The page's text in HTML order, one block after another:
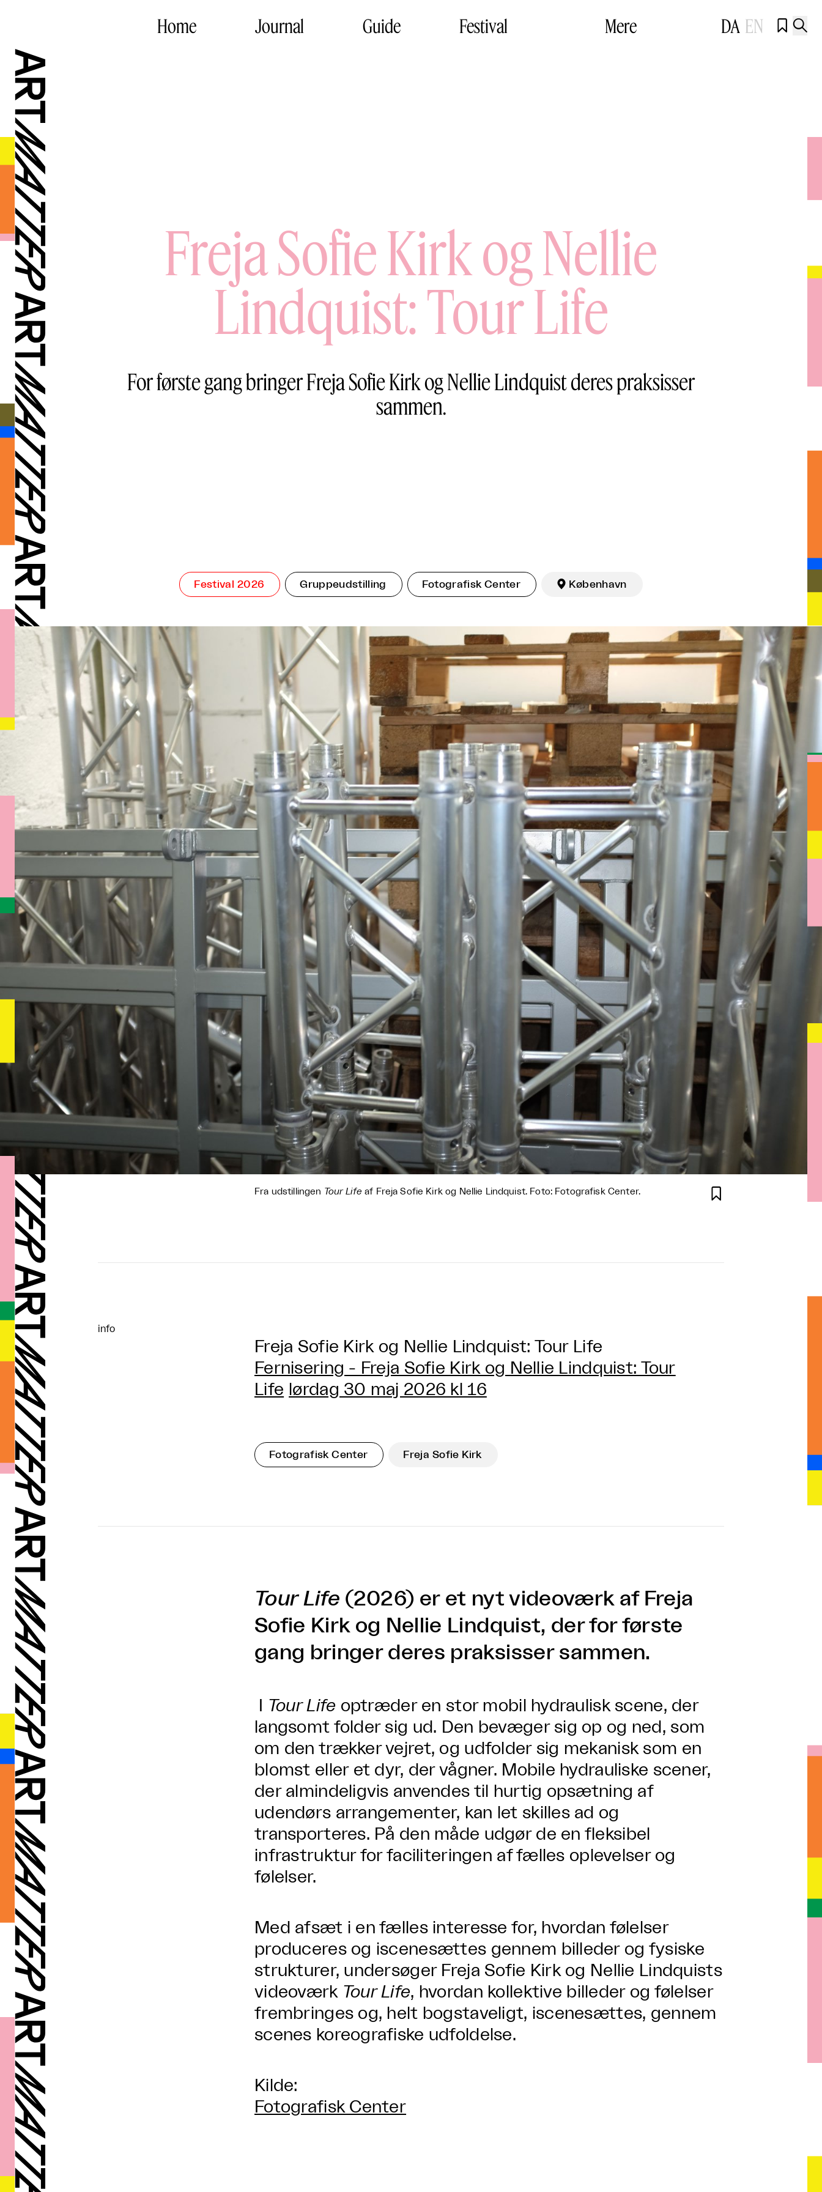
Home Journal Guide Festival Mere DA EN  
Freja Sofie Kirk og Nellie
Lindquist: Tour Life
For første gang bringer Freja Sofie Kirk og Nellie Lindquist deres praksisser
sammen.
Festival 2026 Gruppeudstilling Fotografisk Center  København
Fra udstillingen Tour Life af Freja Sofie Kirk og Nellie Lindquist. Foto: Fotografisk Center. 
info
Freja Sofie Kirk og Nellie Lindquist: Tour Life
Fernisering - Freja Sofie Kirk og Nellie Lindquist: Tour
Life lørdag 30 maj 2026 kl 16
Fotografisk Center Freja Sofie Kirk
Tour Life (2026) er et nyt videoværk af Freja
Sofie Kirk og Nellie Lindquist, der for første
gang bringer deres praksisser sammen.
Tour Life optræder en stor mobil hydraulisk scene, der
langsomt folder sig ud. Den bevæger sig op og ned, som
om den trækker vejret, og udfolder sig mekanisk som en
blomst eller et dyr, der vågner. Mobile hydrauliske scener,
der almindeligvis anvendes til hurtig opsætning af
udendørs arrangementer, kan let skilles ad og
transporteres. På den måde udgør de en fleksibel
infrastruktur for faciliteringen af fælles oplevelser og
følelser.
Med afsæt i en fælles interesse for, hvordan følelser
produceres og iscenesættes gennem billeder og fysiske
strukturer, undersøger Freja Sofie Kirk og Nellie Lindquists
videoværk Tour Life, hvordan kollektive billeder og følelser
frembringes og, helt bogstaveligt, iscenesættes, gennem
scenes koreografiske udfoldelse.
Kilde:
Fotografisk Center